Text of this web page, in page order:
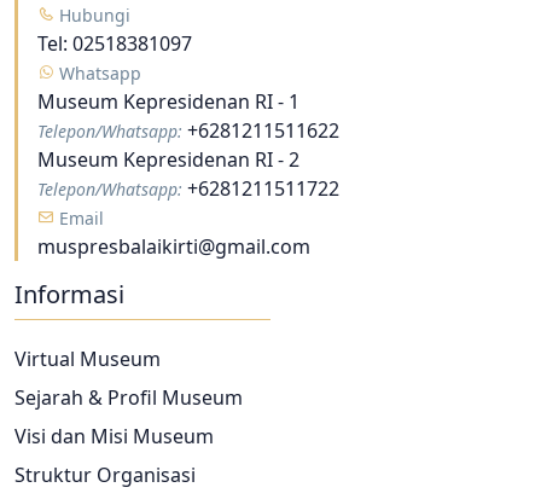
Hubungi
Tel: 02518381097
Whatsapp
Museum Kepresidenan RI - 1
Telepon/Whatsapp: +6281211511622
Museum Kepresidenan RI - 2
Telepon/Whatsapp: +6281211511722
Email
muspresbalaikirti@gmail.com
Informasi
Virtual Museum
Sejarah & Profil Museum
Visi dan Misi Museum
Struktur Organisasi